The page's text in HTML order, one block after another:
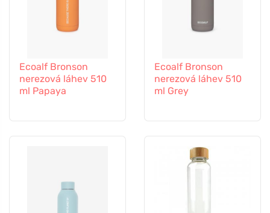
Ecoalf Bronson
nerezová láhev 510
ml Papaya
Ecoalf Bronson
nerezová láhev 510
ml Grey